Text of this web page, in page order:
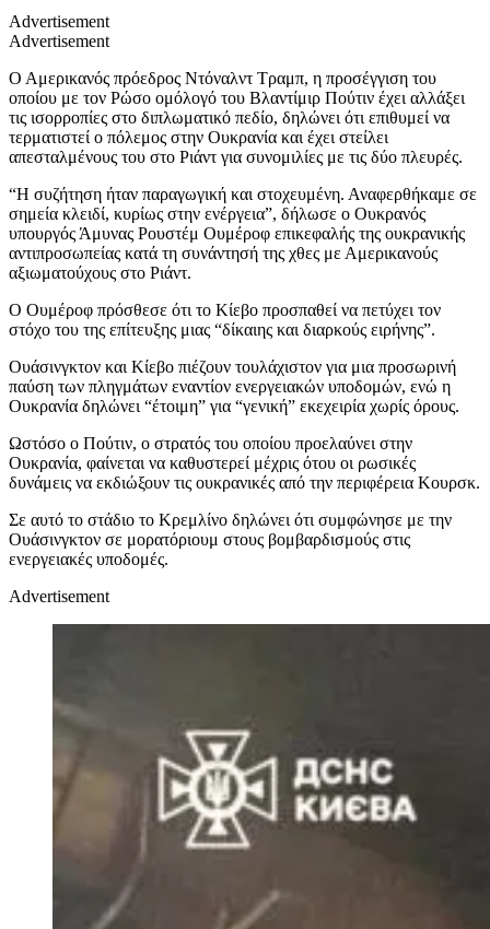
Advertisement
Advertisement
Ο Αμερικανός πρόεδρος Ντόναλντ Τραμπ, η προσέγγιση του
οποίου με τον Ρώσο ομόλογό του Βλαντίμιρ Πούτιν έχει αλλάξει
τις ισορροπίες στο διπλωματικό πεδίο, δηλώνει ότι επιθυμεί να
τερματιστεί ο πόλεμος στην Ουκρανία και έχει στείλει
απεσταλμένους του στο Ριάντ για συνομιλίες με τις δύο πλευρές.
“Η συζήτηση ήταν παραγωγική και στοχευμένη. Αναφερθήκαμε σε
σημεία κλειδί, κυρίως στην ενέργεια”, δήλωσε ο Ουκρανός
υπουργός Άμυνας Ρουστέμ Ουμέροφ επικεφαλής της ουκρανικής
αντιπροσωπείας κατά τη συνάντησή της χθες με Αμερικανούς
αξιωματούχους στο Ριάντ.
Ο Ουμέροφ πρόσθεσε ότι το Κίεβο προσπαθεί να πετύχει τον
στόχο του της επίτευξης μιας “δίκαιης και διαρκούς ειρήνης”.
Ουάσινγκτον και Κίεβο πιέζουν τουλάχιστον για μια προσωρινή
παύση των πληγμάτων εναντίον ενεργειακών υποδομών, ενώ η
Ουκρανία δηλώνει “έτοιμη” για “γενική” εκεχειρία χωρίς όρους.
Ωστόσο ο Πούτιν, ο στρατός του οποίου προελαύνει στην
Ουκρανία, φαίνεται να καθυστερεί μέχρις ότου οι ρωσικές
δυνάμεις να εκδιώξουν τις ουκρανικές από την περιφέρεια Κουρσκ.
Σε αυτό το στάδιο το Κρεμλίνο δηλώνει ότι συμφώνησε με την
Ουάσινγκτον σε μορατόριουμ στους βομβαρδισμούς στις
ενεργειακές υποδομές.
Advertisement